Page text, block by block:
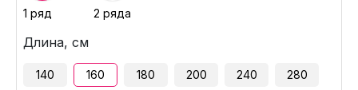
1 ряд 2 ряда
Длина, см
140 160 180 200 240 280